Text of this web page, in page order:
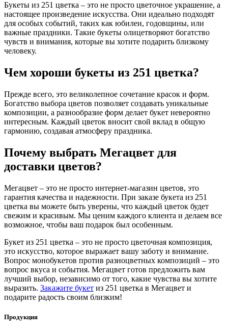
Букеты из 251 цветка – это не просто цветочное украшение, а
настоящее произведение искусства. Они идеально подходят
для особых событий, таких как юбилеи, годовщины, или
важные праздники. Такие букеты олицетворяют богатство
чувств и внимания, которые вы хотите подарить близкому
человеку.
Чем хороши букеты из 251 цветка?
Прежде всего, это великолепное сочетание красок и форм.
Богатство выбора цветов позволяет создавать уникальные
композиции, а разнообразие форм делает букет невероятно
интересным. Каждый цветок вносит свой вклад в общую
гармонию, создавая атмосферу праздника.
Почему выбрать Мегацвет для
доставки цветов?
Мегацвет – это не просто интернет-магазин цветов, это
гарантия качества и надежности. При заказе букета из 251
цветка вы можете быть уверены, что каждый цветок будет
свежим и красивым. Мы ценим каждого клиента и делаем все
возможное, чтобы ваш подарок был особенным.
Букет из 251 цветка – это не просто цветочная композиция,
это искусство, которое выражает вашу заботу и внимание.
Вопрос монобукетов против разноцветных композиций – это
вопрос вкуса и события. Мегацвет готов предложить вам
лучший выбор, независимо от того, какие чувства вы хотите
выразить. Закажите букет из 251 цветка в Мегацвет и
подарите радость своим близким!
Продукция